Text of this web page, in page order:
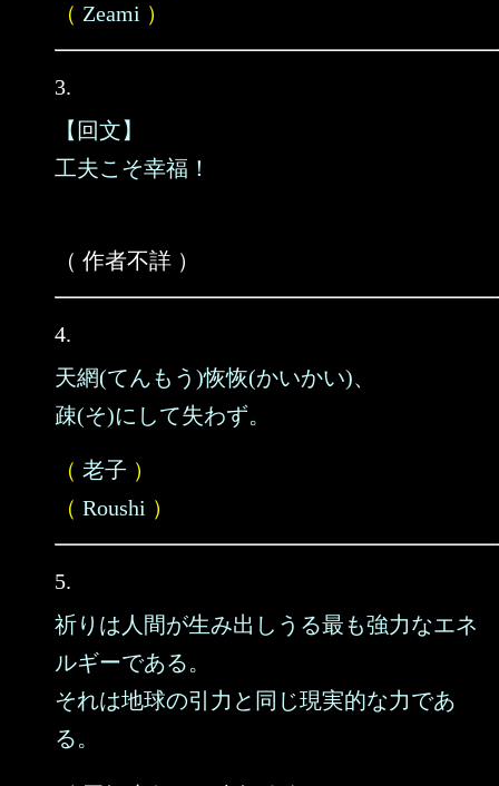
（ Zeami ）
3.
【回文】
工夫こそ幸福！
（ 作者不詳 ）
4.
天網(てんもう)恢恢(かいかい)、
疎(そ)にして失わず。
（ 老子 ）
（ Roushi ）
5.
祈りは人間が生み出しうる最も強力なエネ
ルギーである。
それは地球の引力と同じ現実的な力であ
る。